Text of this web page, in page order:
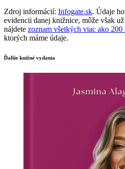
Zdroj informácií: Infogate.sk. Údaje
evidencii danej knižnice, môže však
nájdete zoznam všetkých viac ako
ktorých máme údaje.
Ďalšie knižné vydania